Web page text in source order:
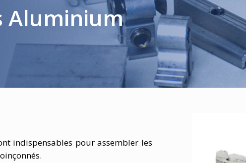
Aluminium
indispensables pour assembler les